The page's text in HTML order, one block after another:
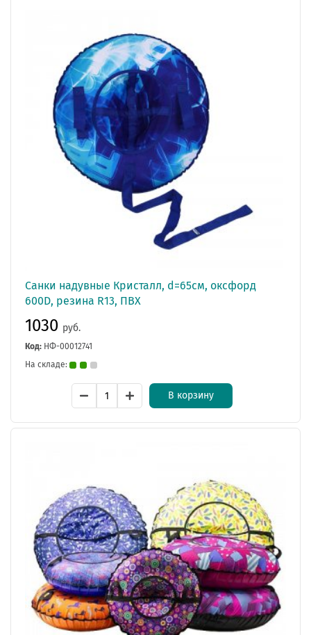
Санки надувные Кристалл, d=65см, оксфорд
600D, резина R13, ПВХ
1030 руб.
Код: НФ-00012741
На складе:
В корзину